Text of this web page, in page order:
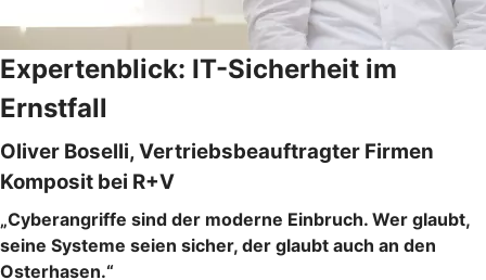
Expertenblick: IT-Sicherheit im
Ernstfall
Oliver Boselli, Vertriebsbeauftragter Firmen
Komposit bei R+V
„Cyberangriffe sind der moderne Einbruch. Wer glaubt,
seine Systeme seien sicher, der glaubt auch an den
Osterhasen.“